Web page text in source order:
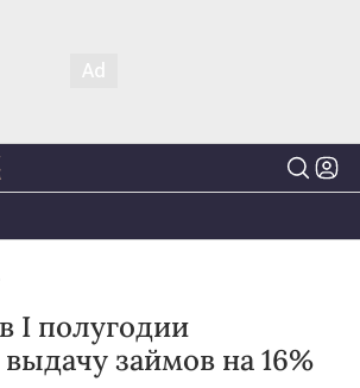
I полугодии
займов на 16%